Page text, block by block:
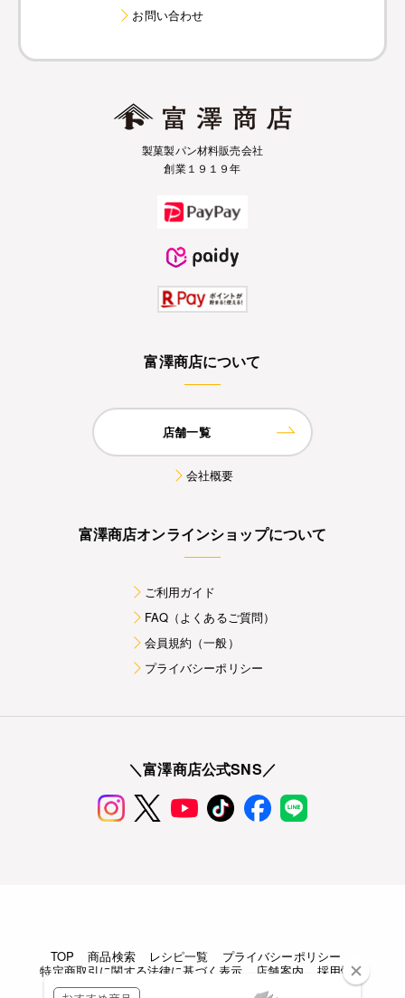
お問い合わせ
製菓製パン材料販売会社
創業１９１９年
富澤商店について
店舗一覧
会社概要
富澤商店オンラインショップについて
ご利用ガイド
FAQ（よくあるご質問）
会員規約（一般）
プライバシーポリシー
＼富澤商店公式SNS／
TOP 商品検索 レシピ一覧
プライバシーポリシー
特定商取引に関する法律に基づく表示
店舗案内 採用情報